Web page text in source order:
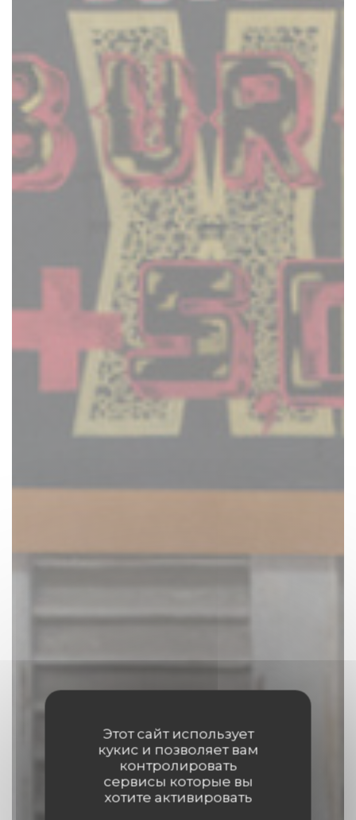
Этот сайт использует
кукис и позволяет вам
контролировать
сервисы которые вы
хотите активировать
Comptoir 17